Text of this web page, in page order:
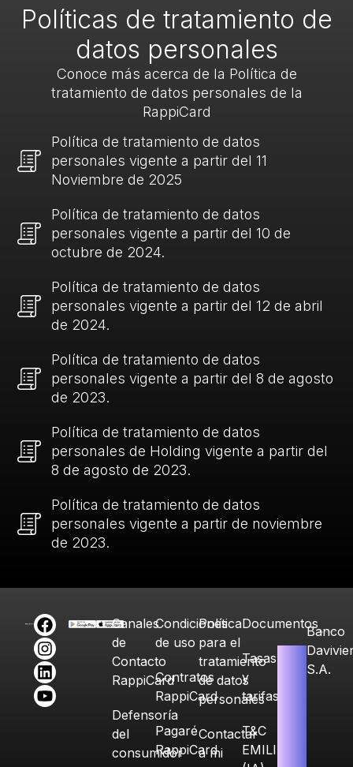
Políticas de tratamiento de
datos personales
Conoce más acerca de la Política de
tratamiento de datos personales de la
RappiCard
Política de tratamiento de datos
personales vigente a partir del 11
Noviembre de 2025
Política de tratamiento de datos
personales vigente a partir del 10 de
octubre de 2024.
Política de tratamiento de datos
personales vigente a partir del 12 de abril
de 2024.
Política de tratamiento de datos
personales vigente a partir del 8 de agosto
de 2023.
Política de tratamiento de datos
personales de Holding vigente a partir del
8 de agosto de 2023.
Política de tratamiento de datos
personales vigente a partir de noviembre
de 2023.
Canales
de
Contacto
RappiCard
Defensoría
del
consumidor
Condiciones
de uso
Contratos
RappiCard
Pagaré
RappiCard
Política
para el
tratamiento
de datos
personales
Contactar
a mi
Documentos
Tasas
y
tarifas
T&C
EMILIA
Banco
S.A.